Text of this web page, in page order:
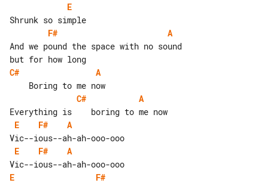
E
F#
A
And we pound the space with no sound
C#
A
C#
A
E
F#
A
E
F#
A
E
F#